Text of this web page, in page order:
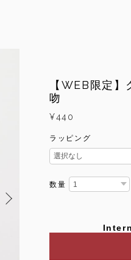
【WEB限定
吻
¥440
ラッピング
数量